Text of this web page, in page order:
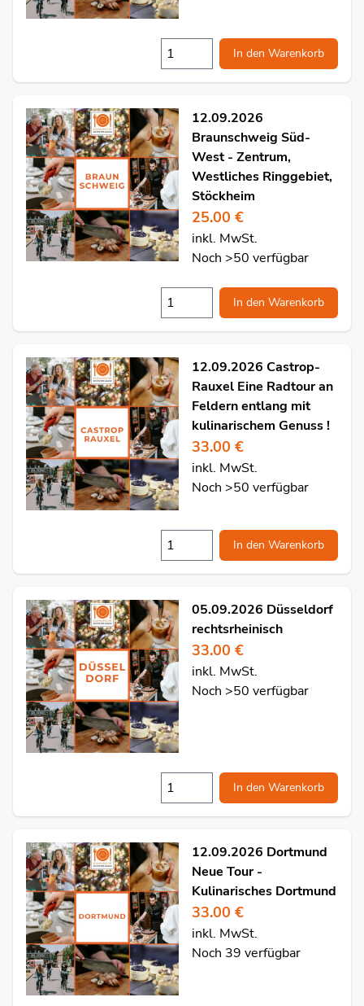
In den Warenkorb
12.09.2026
Braunschweig Süd-
West - Zentrum,
Westliches Ringgebiet,
Stöckheim
25.00 €
inkl. MwSt.
Noch >50 verfügbar
In den Warenkorb
12.09.2026 Castrop-
Rauxel Eine Radtour an
Feldern entlang mit
kulinarischem Genuss !
33.00 €
inkl. MwSt.
Noch >50 verfügbar
In den Warenkorb
05.09.2026 Düsseldorf
rechtsrheinisch
33.00 €
inkl. MwSt.
Noch >50 verfügbar
In den Warenkorb
12.09.2026 Dortmund
Neue Tour -
Kulinarisches Dortmund
33.00 €
inkl. MwSt.
Noch 39 verfügbar